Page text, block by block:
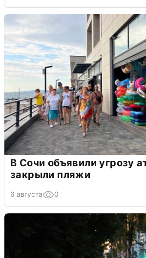
В Сочи объявили угрозу
закрыли пляжи
6 августа 0